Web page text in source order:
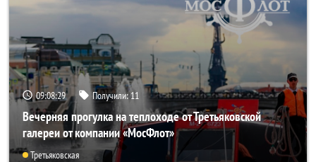
09:08:25 Получили:11
Вечерняя прогулка на теплоходе от Третьяковской
галереи от компании «МосФлот»
Третьяковская